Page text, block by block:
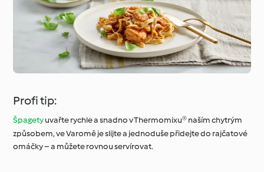
Profi tip:
Špagetyuvařte rychle a snadno v Thermomixu® naším chytrým
způsobem, ve Varomě je slijte a jednoduše přidejte do rajčatové
omáčky – a můžete rovnou servírovat.